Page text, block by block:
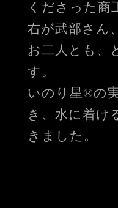
くださった商
右が武部さん
お二人とも、
す。
いのり星®の
き、水に着け
きました。